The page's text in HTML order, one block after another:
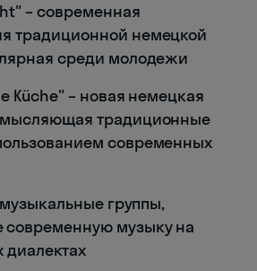
– современная
традиционной немецкой
среди молодежи
Küche" – новая немецкая
традиционные
современных
группы,
музыку на
диалектах